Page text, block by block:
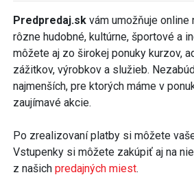
Predpredaj.sk vám umožňuje online
rôzne hudobné, kultúrne, športové a
môžete aj zo širokej ponuky kurzov,
zážitkov, výrobkov a služieb.
najmenších, pre ktorých máme v
zaujímavé akcie.
Po zrealizovaní platby si môžete
Vstupenky si môžete zakúpiť aj na
z našich predajných miest.